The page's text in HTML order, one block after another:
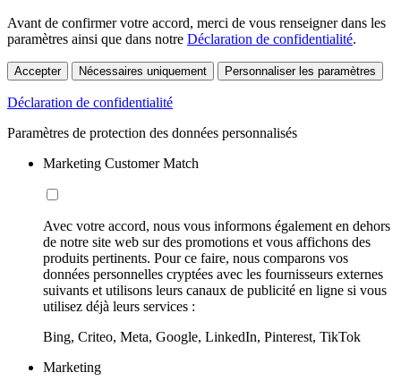
Avant de confirmer votre accord, merci de vous renseigner dans les
paramètres ainsi que dans notre Déclaration de confidentialité.
Accepter Nécessaires uniquement Personnaliser les paramètres
Déclaration de confidentialité
Paramètres de protection des données personnalisés
Marketing Customer Match
Avec votre accord, nous vous informons également en dehors
de notre site web sur des promotions et vous affichons des
produits pertinents. Pour ce faire, nous comparons vos
données personnelles cryptées avec les fournisseurs externes
suivants et utilisons leurs canaux de publicité en ligne si vous
utilisez déjà leurs services :
Bing, Criteo, Meta, Google, LinkedIn, Pinterest, TikTok
Marketing